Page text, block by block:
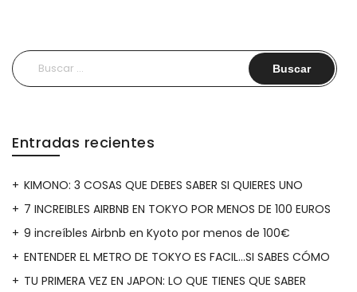
Buscar:
Entradas recientes
KIMONO: 3 COSAS QUE DEBES SABER SI QUIERES UNO
7 INCREIBLES AIRBNB EN TOKYO POR MENOS DE 100 EUROS
9 increíbles Airbnb en Kyoto por menos de 100€
ENTENDER EL METRO DE TOKYO ES FACIL…SI SABES CÓMO
TU PRIMERA VEZ EN JAPON: LO QUE TIENES QUE SABER